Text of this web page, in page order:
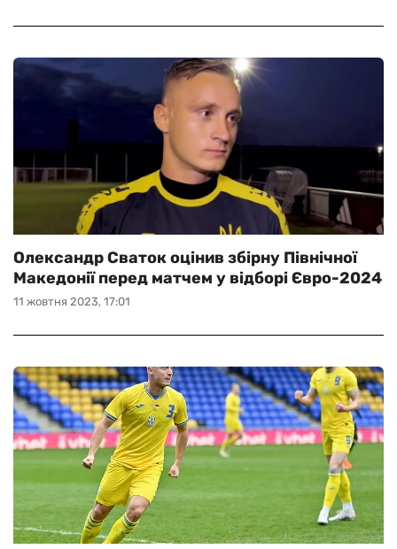
11 жовтня 2023, 17:01
Олександр Сваток оцінив збірну Північної
Македонії перед матчем у відборі Євро-2024